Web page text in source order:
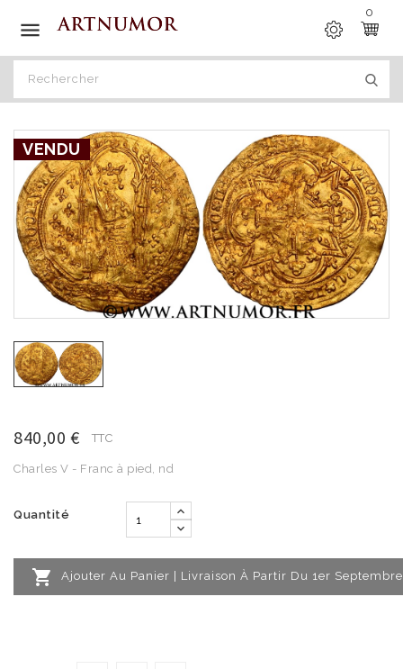

0
VENDU
840,00 € TTC
Charles V - Franc à pied, nd
Quantité
 Ajouter Au Panier | Livraison À Partir Du 1er Septembre